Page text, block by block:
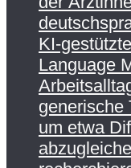
KI-
Language
generische
um etwa